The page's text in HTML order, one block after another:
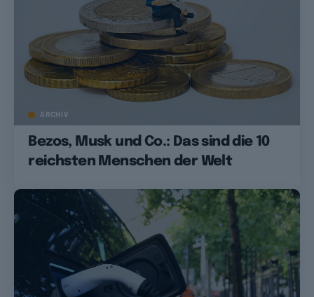
ARCHIV
Bezos, Musk und Co.: Das sind die 10
reichsten Menschen der Welt